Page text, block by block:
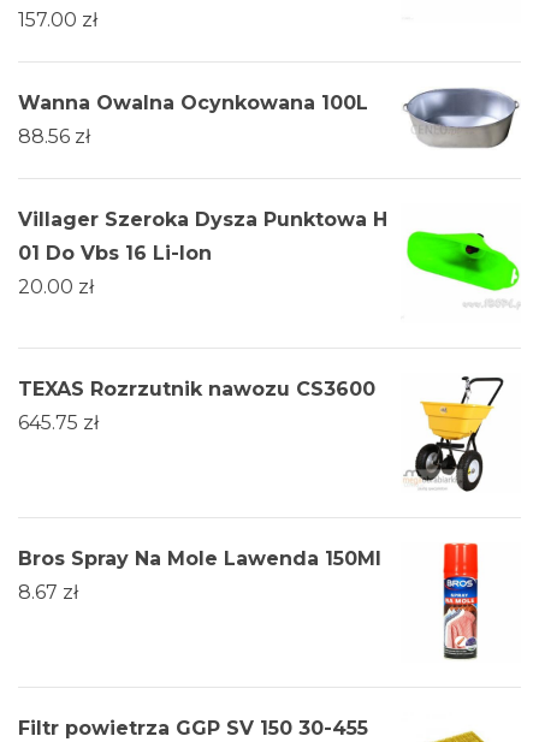
157.00 zł
Wanna Owalna Ocynkowana 100L
88.56 zł
Villager Szeroka Dysza Punktowa H
01 Do Vbs 16 Li-Ion
20.00 zł
TEXAS Rozrzutnik nawozu CS3600
645.75 zł
Bros Spray Na Mole Lawenda 150Ml
8.67 zł
Filtr powietrza GGP SV 150 30-455